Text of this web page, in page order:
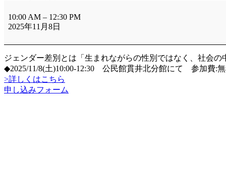
10:00 AM – 12:30 PM
2025年11月8日
ジェンダー差別とは「生まれながらの性別ではなく、社会
◆2025/11/8(土)10:00-12:30 公民館貫井北分館にて 参加費:
>詳しくはこちら
申し込みフォーム